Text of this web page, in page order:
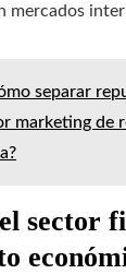
mercados
separar
marketing de
sector